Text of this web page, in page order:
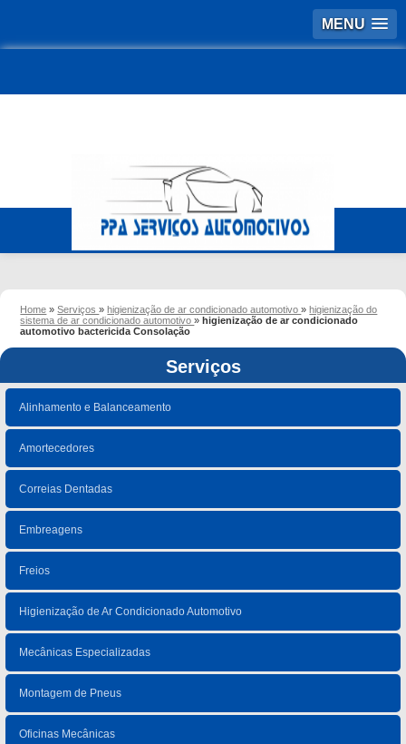
MENU
Home »Serviços»higienização de ar condicionado automotivo»higienização do
sistema de ar condicionado automotivo»higienização de ar condicionado
automotivo bactericida Consolação
Serviços
Alinhamento e Balanceamento
Amortecedores
Correias Dentadas
Embreagens
Freios
Higienização de Ar Condicionado Automotivo
Mecânicas Especializadas
Montagem de Pneus
Oficinas Mecânicas